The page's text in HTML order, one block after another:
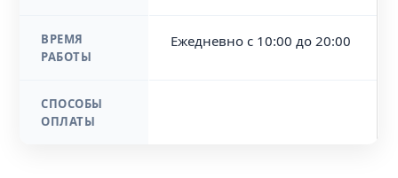
ВРЕМЯ
РАБОТЫ
Ежедневно с 10:00 до 20:00
СПОСОБЫ
ОПЛАТЫ